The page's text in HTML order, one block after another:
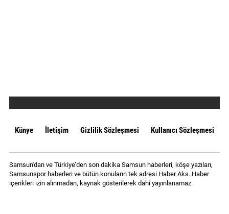
Künye İletişim Gizlilik Sözleşmesi Kullanıcı Sözleşmesi
Samsun'dan ve Türkiye’den son dakika Samsun haberleri, köşe yazıları,
Samsunspor haberleri ve bütün konuların tek adresi Haber Aks. Haber
içerikleri izin alınmadan, kaynak gösterilerek dahi yayınlanamaz.